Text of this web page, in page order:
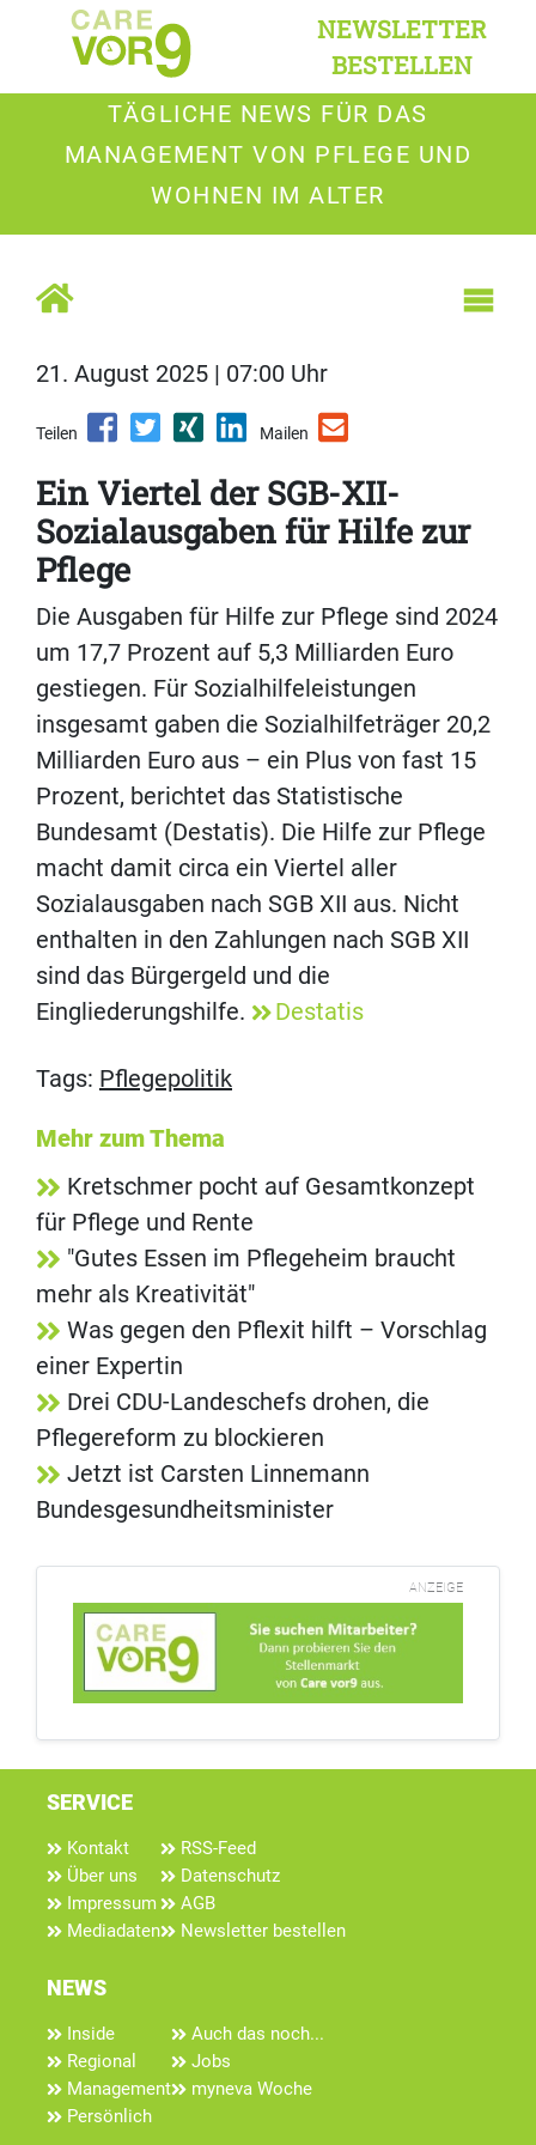
NEWSLETTER
BESTELLEN
TÄGLICHE NEWS FÜR DAS
MANAGEMENT VON PFLEGE UND
WOHNEN IM ALTER
21. August 2025 | 07:00 Uhr
Teilen Mailen
Ein Viertel der SGB-XII-
Sozialausgaben für Hilfe zur
Pflege
Die Ausgaben für Hilfe zur Pflege sind 2024
um 17,7 Prozent auf 5,3 Milliarden Euro
gestiegen. Für Sozialhilfeleistungen
insgesamt gaben die Sozialhilfeträger 20,2
Milliarden Euro aus – ein Plus von fast 15
Prozent, berichtet das Statistische
Bundesamt (Destatis). Die Hilfe zur Pflege
macht damit circa ein Viertel aller
Sozialausgaben nach SGB XII aus. Nicht
enthalten in den Zahlungen nach SGB XII
sind das Bürgergeld und die
Eingliederungshilfe.
Destatis
Tags: Pflegepolitik
Mehr zum Thema
Kretschmer pocht auf Gesamtkonzept
für Pflege und Rente
"Gutes Essen im Pflegeheim braucht
mehr als Kreativität"
Was gegen den Pflexit hilft – Vorschlag
einer Expertin
Drei CDU-Landeschefs drohen, die
Pflegereform zu blockieren
Jetzt ist Carsten Linnemann
Bundesgesundheitsminister
ANZEIGE
SERVICE
Kontakt
Über uns
Impressum
Mediadaten
RSS-Feed
Datenschutz
AGB
Newsletter bestellen
NEWS
Inside
Regional
Management
Persönlich
Auch das noch...
Jobs
myneva Woche